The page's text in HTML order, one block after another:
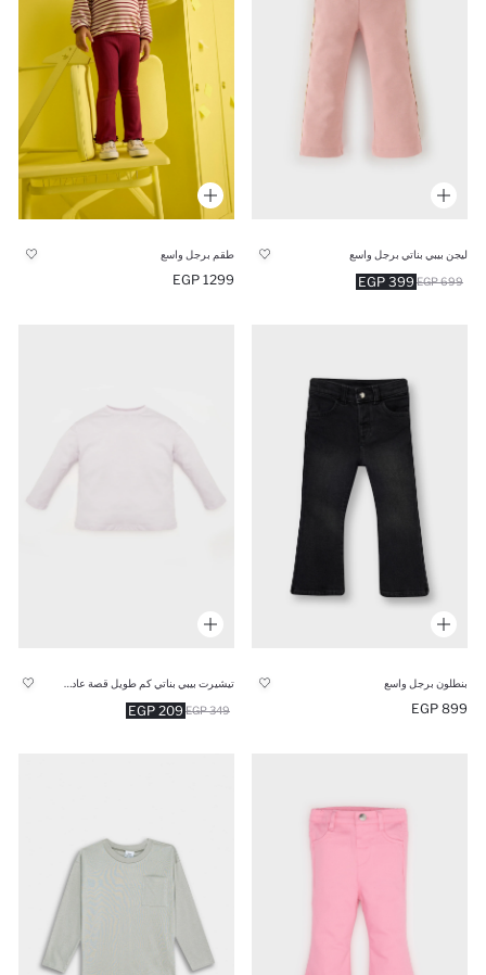
ليجن بيبي بناتي برجل واسع
399 EGP 699 EGP
طقم برجل واسع
1299 EGP
بنطلون برجل واسع
899 EGP
209 EGP 349 EGP